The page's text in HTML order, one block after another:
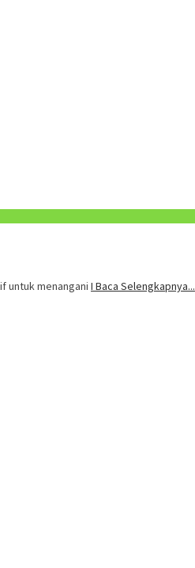
untuk menangani I Baca Selengkapnya...